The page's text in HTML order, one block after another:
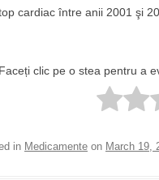
cardiac între anii 2001 şi
Faceți clic pe o stea pentru a
in Medicamente on March 19,